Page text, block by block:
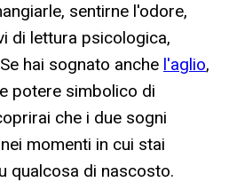
sentirne l'odore,
di lettura psicologica,
hai sognato anche l'aglio,
potere simbolico di
che i due sogni
momenti in cui stai
qualcosa di nascosto.